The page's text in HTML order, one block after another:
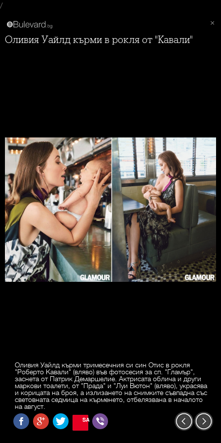
/
Оливия Уайлд кърми в рокля от "Кавали"
Оливия Уайлд кърми тримесечния си син Отис в рокля
"Роберто Кавали" (вляво) във фотосесия за сп. "Гламър",
заснета от Патрик Демаршелие. Актрисата облича и други
маркови тоалети, от "Прада" и "Луи Вютон" (вляво), украсява
и корицата на броя, а излизането на снимките съвпадна със
световната седмица на кърменето, отбелязвана в началото
на август.
SAVE